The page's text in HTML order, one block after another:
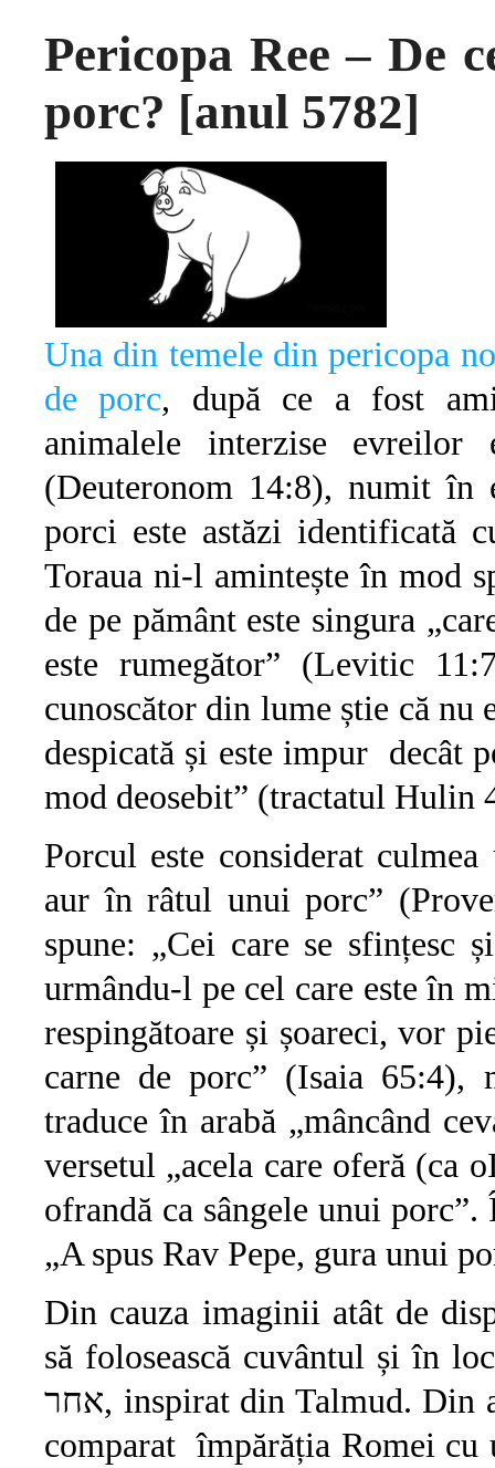
Pericopa Ree – De
porc? [anul 5782]
Una din temele din pericopa
de porc, după ce a fost
animalele interzise
(Deuteronom 14:8), numit în
porci este astăzi identificată
Toraua ni-l amintește în mod
de pe pământ este singura
este rumegător” (Levitic
cunoscător din lume știe că nu
despicată și este impur decât
mod deosebit” (tractatul Hulin
Porcul este considerat
aur în râtul unui porc”
spune: „Cei care se sfințesc
urmându-l pe cel care este în
respingătoare și șoareci, vor
carne de porc” (Isaia 65:4),
traduce în arabă „mâncând
versetul „acela care oferă (ca
ofrandă ca sângele unui
„A spus Rav Pepe, gura unui
Din cauza imaginii atât de
să folosească cuvântul și în
אחר, inspirat din Talmud. Din aceeași cauză, înțelepții din Talmud au
comparat împărăția Romei cu